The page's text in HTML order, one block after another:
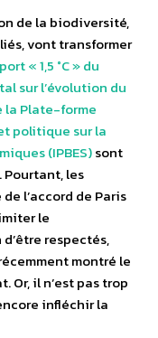
de la biodiversité,
vont transformer
« 1,5 °C » du
sur l’évolution du
la Plate-forme
politique sur la
(IPBES)sont
. Pourtant, les
l’accord de Paris
le
respectés,
montré le
Or, il n’est pas trop
infléchir la